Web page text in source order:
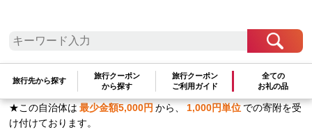
旅行先から探す
旅行クーポン
から探す
旅行クーポン
ご利用ガイド
全ての
お礼の品
1,320,000ポイント
数量：
★この自治体は 最少金額5,000円 から、 1,000円単位 での寄附を受
け付けております。